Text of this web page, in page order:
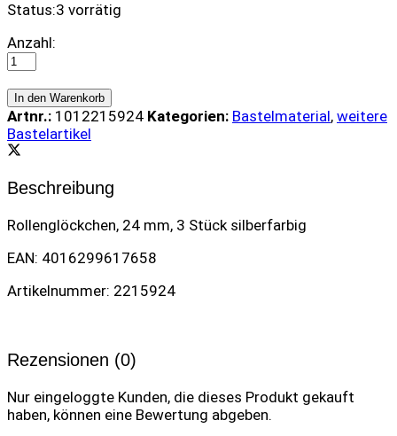
Status:3 vorrätig
Rollenglöckchen
(24mm)
Silber
quantity
Anzahl:
In den Warenkorb
Artnr.: 1012215924 Kategorien: Bastelmaterial, weitere
Bastelartikel
Beschreibung
Rollenglöckchen, 24 mm, 3 Stück silberfarbig
EAN: 4016299617658
Artikelnummer: 2215924
Rezensionen (0)
Nur eingeloggte Kunden, die dieses Produkt gekauft
haben, können eine Bewertung abgeben.